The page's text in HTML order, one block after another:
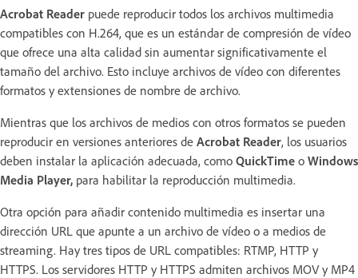
Acrobat Reader puede reproducir todos los archivos multimedia
compatibles con H.264, que es un estándar de compresión de vídeo
que ofrece una alta calidad sin aumentar significativamente el
tamaño del archivo. Esto incluye archivos de vídeo con diferentes
formatos y extensiones de nombre de archivo.
Mientras que los archivos de medios con otros formatos se pueden
reproducir en versiones anteriores de Acrobat Reader, los usuarios
deben instalar la aplicación adecuada, como QuickTime o Windows
Media Player, para habilitar la reproducción multimedia.
Otra opción para añadir contenido multimedia es insertar una
dirección URL que apunte a un archivo de vídeo o a medios de
streaming. Hay tres tipos de URL compatibles: RTMP, HTTP y
HTTPS. Los servidores HTTP y HTTPS admiten archivos MOV y MP4